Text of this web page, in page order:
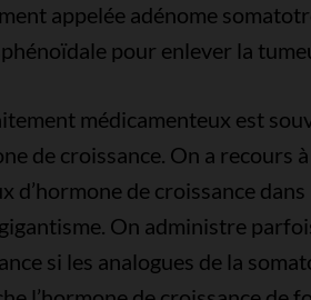
appelée adénome
pour enlever la
médicamenteux est
de croissance. On a recours
d’hormone de croissance
On administre
si les analogues de la